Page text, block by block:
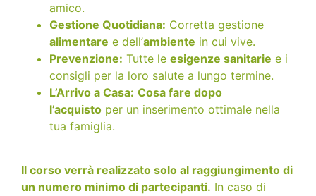
amico.
Gestione Quotidiana: Corretta gestione
alimentare e dell’ambiente in cui vive.
Prevenzione: Tutte le esigenze sanitarie e i
consigli per la loro salute a lungo termine.
L’Arrivo a Casa: Cosa fare dopo
l’acquisto per un inserimento ottimale nella
tua famiglia.
Il corso verrà realizzato solo al raggiungimento di
un numero minimo di partecipanti. In caso di